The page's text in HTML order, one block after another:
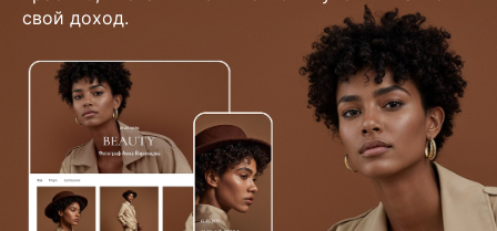
свой доход.